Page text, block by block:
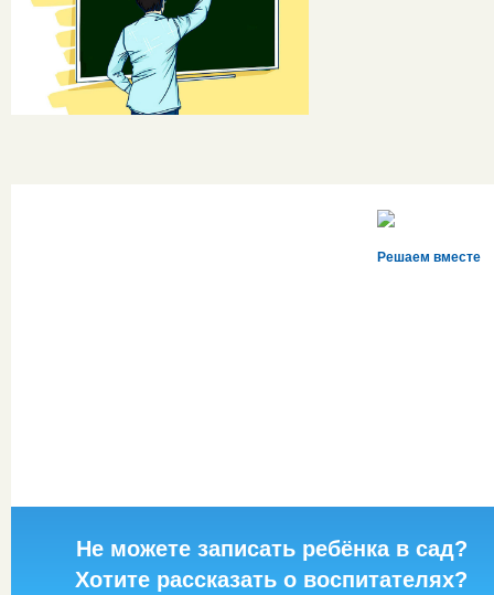
Решаем вместе
Не можете записать ребёнка в сад?
Хотите рассказать о воспитателях?